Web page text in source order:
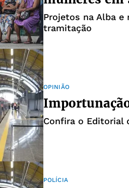
Projetos na Alba e
tramitação
OPINIÃO
Confira o Editorial
POLÍCIA